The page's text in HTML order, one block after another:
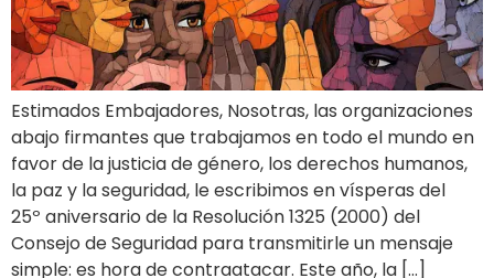
Estimados Embajadores, Nosotras, las organizaciones
abajo firmantes que trabajamos en todo el mundo en
favor de la justicia de género, los derechos humanos,
la paz y la seguridad, le escribimos en vísperas del
25º aniversario de la Resolución 1325 (2000) del
Consejo de Seguridad para transmitirle un mensaje
simple: es hora de contraatacar. Este año, la […]